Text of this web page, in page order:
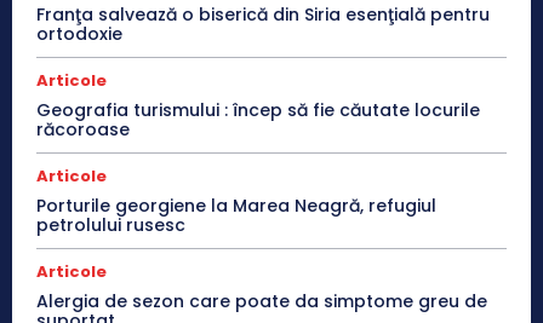
Franţa salvează o biserică din Siria esenţială pentru
ortodoxie
Articole
Geografia turismului : încep să fie căutate locurile
răcoroase
Articole
Porturile georgiene la Marea Neagră, refugiul
petrolului rusesc
Articole
Alergia de sezon care poate da simptome greu de